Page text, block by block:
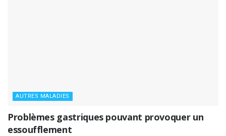
AUTRES MALADIES
Problèmes gastriques pouvant provoquer un
essoufflement